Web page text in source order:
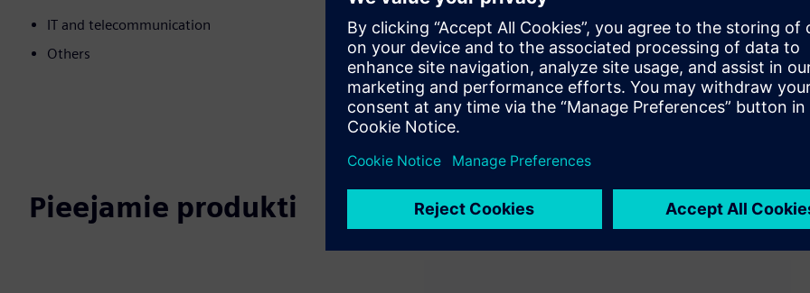
IT and telecommunication
Others
Service
Nodrošina pakalpojumu Siemens Xcelerator produktam/
risinājumam, kas palīdz klientam to ieviest, integrēt,
darbināt vai uzturēt
Pieejamie produkti